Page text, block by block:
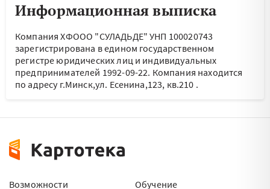
Информационная выписка
Компания ХФООО "СУЛАДЬДЕ" УНП 100020743
зарегистрирована в едином государственном
регистре юридических лиц и индивидуальных
предпринимателей 1992-09-22. Компания находится
по адресу г.Минск,ул. Есенина,123, кв.210 .
Возможности
Обучение